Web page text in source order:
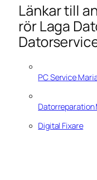
Länkar till
rör Laga
PC Service
Digital Fixare